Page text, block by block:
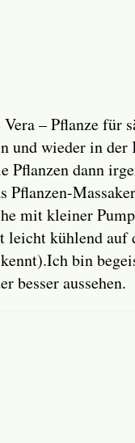
– Pflanze für
und wieder in
Pflanzen dann
mit kleiner
kühlend
bin
besser aussehen.